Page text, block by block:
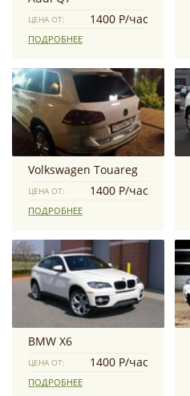
ЦЕНА ОТ: 1400 Р/час
ПОДРОБНЕЕ
Volkswagen Touareg
ЦЕНА ОТ: 1400 Р/час
ПОДРОБНЕЕ
BMW X6
ЦЕНА ОТ: 1400 Р/час
ПОДРОБНЕЕ